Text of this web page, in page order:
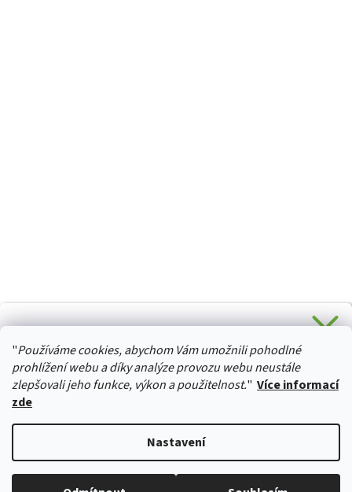
"Používáme cookies, abychom Vám umožnili pohodlné
prohlížení webu a díky analýze provozu webu neustále
zlepšovali jeho funkce, výkon a použitelnost." Více informací
zde
Nastavení
HURTTA-COLLECTION.CZ
Copyright 2026izviratka.cz. Všechna práva vyhrazena.Upravit
Stačí se přihlásit k odběru novinek z našeho obchodu a je
Vaše :)
Ano, chci se přihlásit
Zásady zpracování osobních údajů